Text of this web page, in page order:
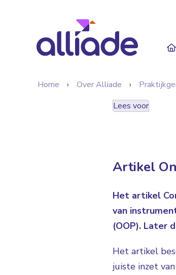
Home Over Alliade
Lees voor
Artikel
Het artikel
van
(OOP). Later
Het artikel
juiste inzet